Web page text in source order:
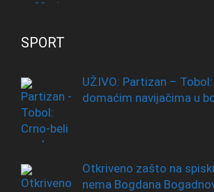
SPORT
UŽIVO: Partizan –
domaćim navijačima u
Otkriveno zašto na
nema Bogdana